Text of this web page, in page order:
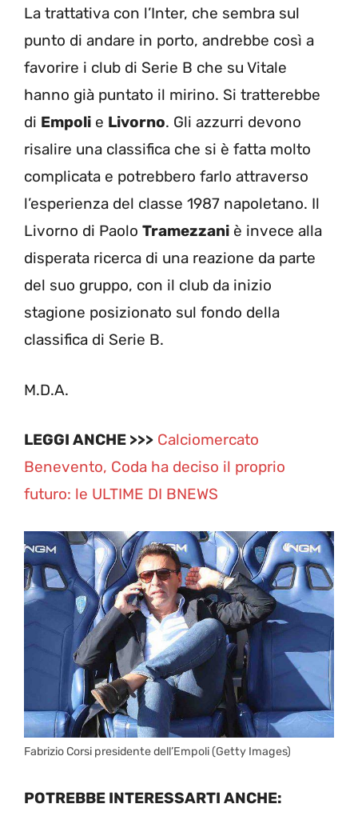
La trattativa con l’Inter, che sembra sul
punto di andare in porto, andrebbe così a
favorire i club di Serie B che su Vitale
hanno già puntato il mirino. Si tratterebbe
di Empoli e Livorno. Gli azzurri devono
risalire una classifica che si è fatta molto
complicata e potrebbero farlo attraverso
l’esperienza del classe 1987 napoletano. Il
Livorno di Paolo Tramezzani è invece alla
disperata ricerca di una reazione da parte
del suo gruppo, con il club da inizio
stagione posizionato sul fondo della
classifica di Serie B.
M.D.A.
LEGGI ANCHE >>> Calciomercato
Benevento, Coda ha deciso il proprio
futuro: le ULTIME DI BNEWS
Fabrizio Corsi presidente dell’Empoli (Getty Images)
POTREBBE INTERESSARTI ANCHE: